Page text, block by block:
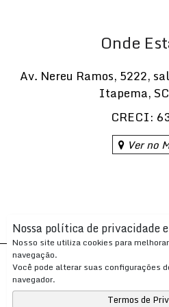
Nossa política de privacidade
Nosso site utiliza cookies para
navegação.
Você pode alterar suas configurações
navegador.
Termos de
Onde
Av. Nereu Ramos, 5222,
Itapema, SC
CRECI:
Ver no
Apresenta.me ~